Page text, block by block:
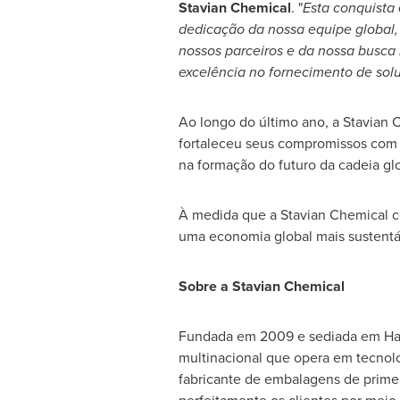
Stavian Chemical. "Esta conquista
dedicação da nossa equipe
nossos parceiros e da nossa
excelência no fornecimento de
Ao longo do último ano, a Stavian
fortaleceu seus compromissos
na formação do futuro da cadeia
À medida que a Stavian Chemical
uma economia global mais
Sobre a Stavian Chemical
Fundada em 2009 e sediada em
multinacional que opera em
fabricante de embalagens de